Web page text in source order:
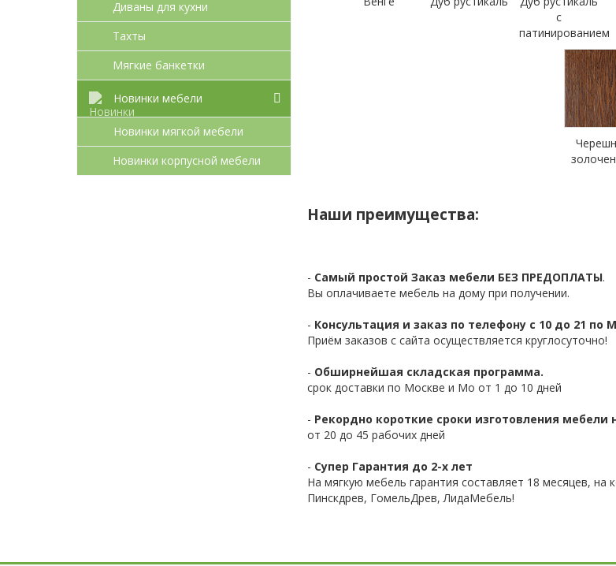
Диваны для кухни
Тахты
Мягкие банкетки
Новинки мебели
Новинки мягкой мебели
Новинки корпусной мебели
с
патинированием
Наши преимущества:
- Самый простой Заказ мебели БЕЗ ПРЕДОПЛАТЫ.
Вы оплачиваете мебель на дому при получении.
- Консультация и заказ по телефону с 10 до 21 по
Приём заказов с сайта осуществляется круглосуточно!
- Обширнейшая складская программа.
срок доставки по Москве и Мо от 1 до 10 дней
- Рекордно короткие сроки изготовления мебели
от 20 до 45 рабочих дней
- Супер Гарантия до 2-х лет
На мягкую мебель гарантия составляет 18 месяцев, на
Пинскдрев, ГомельДрев, ЛидаМебель!